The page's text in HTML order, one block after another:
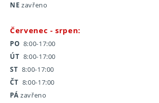
NE zavřeno
Červenec - srpen:
PO 8:00-17:00
ÚT 8:00-17:00
ST 8:00-17:00
ČT 8:00-17:00
PÁ zavřeno